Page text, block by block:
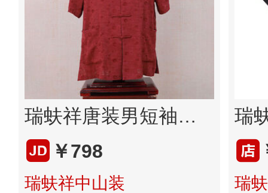
瑞蚨祥唐装男短袖棉麻中式男装夏季薄款提花高档中老年爸爸装半袖衬衫 综合色 XXL
￥798
瑞蚨祥中山装 瑞